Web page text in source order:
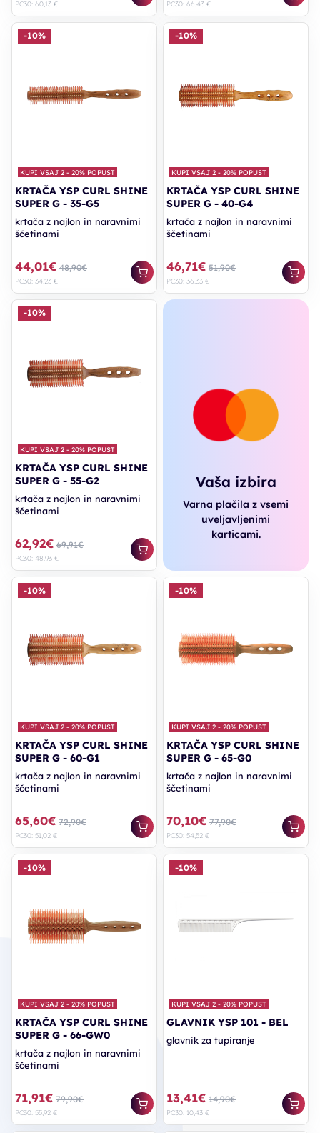
PC30: 60,13 € PC30: 66,43 €
KUPI VSAJ 2 - 20% POPUST
-10%
KRTAČA YSP CURL SHINE
SUPER G - 35-G5
krtača z najlon in naravnimi
ščetinami
44,01€ 48,90€
PC30: 34,23 €
KUPI VSAJ 2 - 20% POPUST
-10%
KRTAČA YSP CURL SHINE
SUPER G - 40-G4
krtača z najlon in naravnimi
ščetinami
46,71€ 51,90€
PC30: 36,33 €
KUPI VSAJ 2 - 20% POPUST
-10%
KRTAČA YSP CURL SHINE
SUPER G - 55-G2
krtača z najlon in naravnimi
ščetinami
62,92€ 69,91€
PC30: 48,93 €
Vaša izbira
Varna plačila z vsemi
uveljavljenimi
karticami.
KUPI VSAJ 2 - 20% POPUST
-10%
KRTAČA YSP CURL SHINE
SUPER G - 60-G1
krtača z najlon in naravnimi
ščetinami
65,60€ 72,90€
PC30: 51,02 €
KUPI VSAJ 2 - 20% POPUST
-10%
KRTAČA YSP CURL SHINE
SUPER G - 65-G0
krtača z najlon in naravnimi
ščetinami
70,10€ 77,90€
PC30: 54,52 €
KUPI VSAJ 2 - 20% POPUST
-10%
KRTAČA YSP CURL SHINE
SUPER G - 66-GW0
krtača z najlon in naravnimi
ščetinami
71,91€ 79,90€
PC30: 55,92 €
KUPI VSAJ 2 - 20% POPUST
-10%
GLAVNIK YSP 101 - BEL
glavnik za tupiranje
13,41€ 14,90€
PC30: 10,43 €